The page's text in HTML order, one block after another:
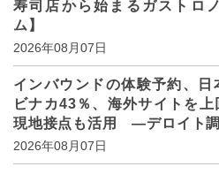
寿司店から始まるガストロ
ム】
2026年08月07日
インバウンドの体験予約、日
ビナカ43％、海外サイトを
現地接点も活用 ―デロイト
2026年08月07日